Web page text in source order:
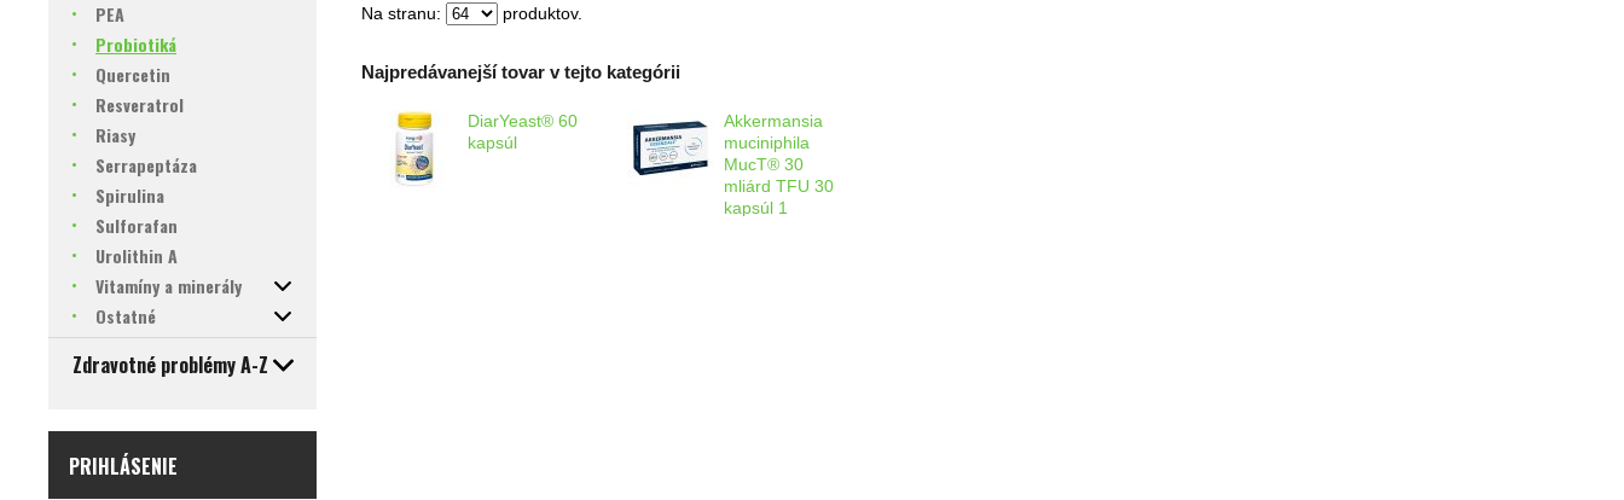
PEA
Probiotiká
Quercetin
Resveratrol
Riasy
Serrapeptáza
Spirulina
Sulforafan
Urolithin A
Vitamíny a minerály
Ostatné
Zdravotné problémy A-Z
PRIHLÁSENIE
Na stranu: produktov.
Najpredávanejší tovar v tejto kategórii
DiarYeast®​ 60
kapsúl
Akkermansia
muciniphila
MucT® 30
mliárd TFU 30
kapsúl 1